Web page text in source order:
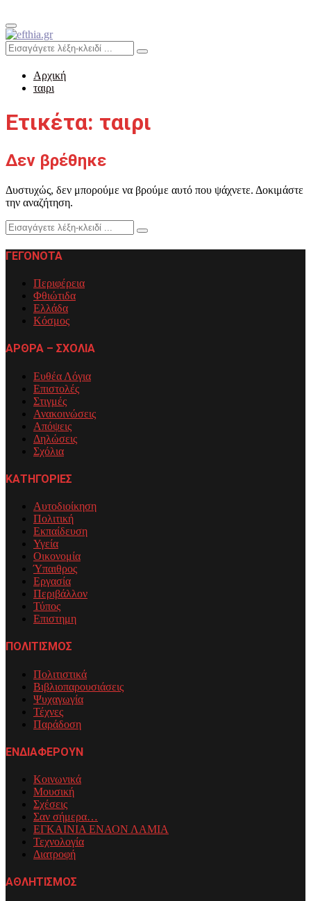
Primary
Menu
Search
for:
Search
Αρχική
ταιρι
Ετικέτα: ταιρι
Δεν βρέθηκε
Δυστυχώς, δεν μπορούμε να βρούμε αυτό που ψάχνετε. Δοκιμάστε
την αναζήτηση.
Search
for:
Search
ΓΕΓΟΝΟΤΑ
Περιφέρεια
Φθιώτιδα
Ελλάδα
Κόσμος
ΑΡΘΡΑ – ΣΧΟΛΙΑ
Ευθέα Λόγια
Επιστολές
Στιγμές
Ανακοινώσεις
Απόψεις
Δηλώσεις
Σχόλια
ΚΑΤΗΓΟΡΙΕΣ
Αυτοδιοίκηση
Πολιτική
Εκπαίδευση
Υγεία
Οικονομία
Ύπαιθρος
Εργασία
Περιβάλλον
Τύπος
Επιστημη
ΠΟΛΙΤΙΣΜΟΣ
Πολιτιστικά
Βιβλιοπαρουσιάσεις
Ψυχαγωγία
Τέχνες
Παράδοση
ΕΝΔΙΑΦΕΡΟΥΝ
Κοινωνικά
Μουσική
Σχέσεις
Σαν σήμερα…
ΕΓΚΑΙΝΙΑ ΕΝΑΟΝ ΛΑΜΙΑ
Τεχνολογία
Διατροφή
ΑΘΛΗΤΙΣΜΟΣ